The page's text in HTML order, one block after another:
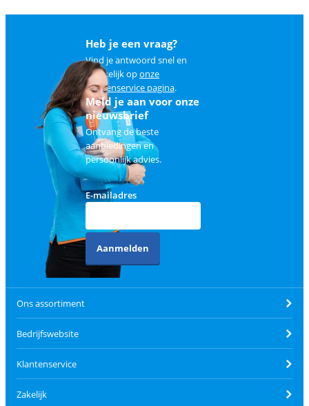
Heb je een vraag?
Vind je antwoord snel en
makkelijk oponze
klantenservice pagina.
Meld je aan voor onze
nieuwsbrief
Ontvang de beste
aanbiedingen en
persoonlijk advies.
E-mailadres
Aanmelden
Ons assortiment
Bedrijfswebsite
Klantenservice
Zakelijk